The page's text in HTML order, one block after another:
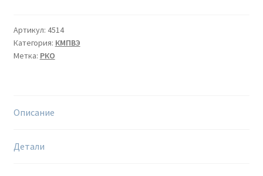
Артикул: 4514
Категория: КМПВЭ
Метка: РКО
Описание
Детали